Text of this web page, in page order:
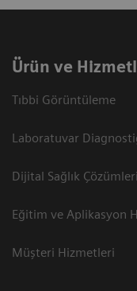
Ürün ve
Tıbbi Görüntüleme
Laboratuvar
Dijital Sağlık Çözümleri
Eğitim ve Aplikasyon
Müşteri Hizmetleri